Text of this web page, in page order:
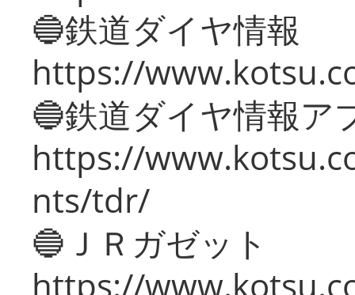
🔵鉄道ダイヤ情報
https://
🔵鉄道ダイヤ情報ア
https://
nts/tdr/
🔵ＪＲガゼット
https://